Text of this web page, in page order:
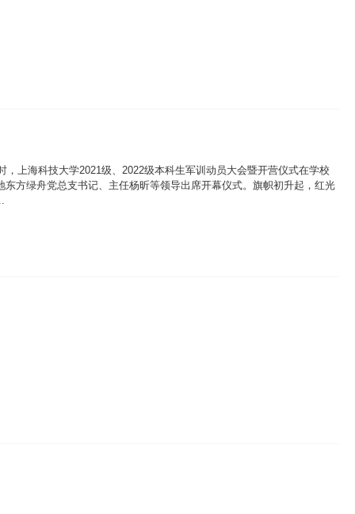
上海科技大学2021级、2022级本科生军训动员大会暨开营仪式在学校
方绿舟党总支书记、主任杨昕等领导出席开幕仪式。旗帜初升起，红光